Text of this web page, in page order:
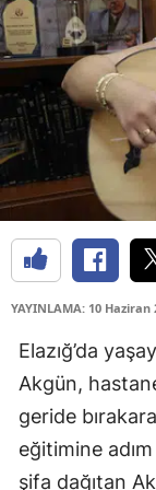
YAYINLAMA: 10 Haziran
Elazığ’da
Akgün,
geride
eğitimine
şifa dağıtan